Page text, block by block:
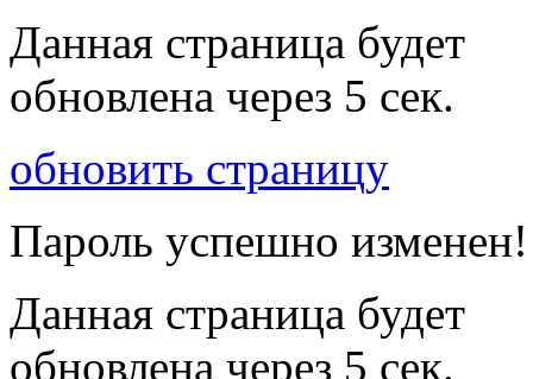
Данная страница будет
обновлена через 5 сек.
обновить страницу
Пароль успешно изменен!
Данная страница будет
обновлена через 5 сек.